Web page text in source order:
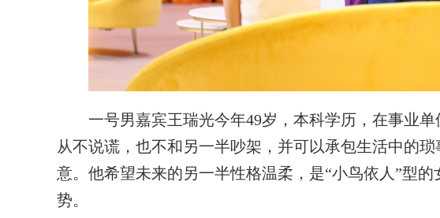
一号男嘉宾王瑞光今年49岁，本科学历，在事业单
从不说谎，也不和另一半吵架，并可以承包生活中的
意。他希望未来的另一半性格温柔，是“小鸟依人”型
势。